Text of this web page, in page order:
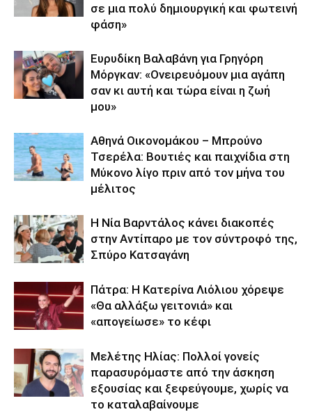
σε μια πολύ δημιουργική και φωτεινή
φάση»
Ευρυδίκη Βαλαβάνη για Γρηγόρη
Μόργκαν: «Ονειρευόμουν μια αγάπη
σαν κι αυτή και τώρα είναι η ζωή
μου»
Αθηνά Οικονομάκου – Μπρούνο
Τσερέλα: Βουτιές και παιχνίδια στη
Μύκονο λίγο πριν από τον μήνα του
μέλιτος
Η Νία Βαρντάλος κάνει διακοπές
στην Αντίπαρο με τον σύντροφό της,
Σπύρο Κατσαγάνη
Πάτρα: Η Κατερίνα Λιόλιου χόρεψε
«Θα αλλάξω γειτονιά» και
«απογείωσε» το κέφι
Μελέτης Ηλίας: Πολλοί γονείς
παρασυρόμαστε από την άσκηση
εξουσίας και ξεφεύγουμε, χωρίς να
το καταλαβαίνουμε